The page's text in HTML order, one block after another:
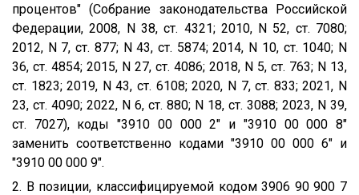
процентов" (Собрание законодательства Российской
Федерации, 2008, N 38, ст. 4321; 2010, N 52, ст. 7080;
2012, N 7, ст. 877; N 43, ст. 5874; 2014, N 10, ст. 1040; N
36, ст. 4854; 2015, N 27, ст. 4086; 2018, N 5, ст. 763; N 13,
ст. 1823; 2019, N 43, ст. 6108; 2020, N 7, ст. 833; 2021, N
23, ст. 4090; 2022, N 6, ст. 880; N 18, ст. 3088; 2023, N 39,
ст. 7027), коды "3910 00 000 2" и "3910 00 000 8"
заменить соответственно кодами "3910 00 000 6" и
"3910 00 000 9".
2. В позиции, классифицируемой кодом 3906 90 900 7